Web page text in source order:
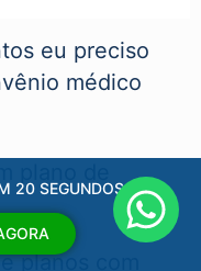
eu preciso
médico
planos com
20 SEGUNDOS